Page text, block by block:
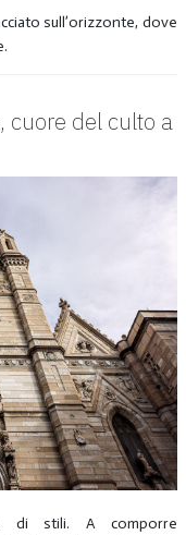
sull’orizzonte, dove
cuore del culto a
di stili. A comporre